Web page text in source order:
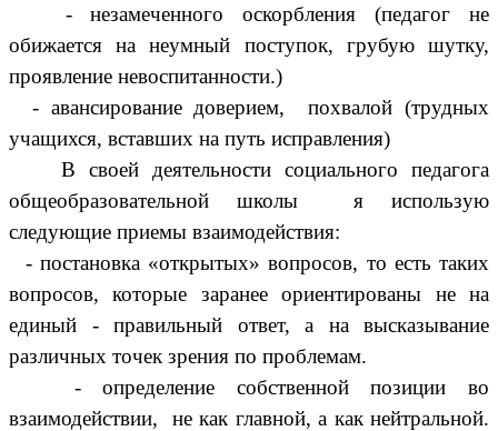
- незамеченного оскорбления (педагог не
обижается на неумный поступок, грубую шутку,
проявление невоспитанности.)
- авансирование доверием, похвалой (трудных
учащихся, вставших на путь исправления)
В своей деятельности социального педагога
общеобразовательной школы я использую
следующие приемы взаимодействия:
- постановка «открытых» вопросов, то есть таких
вопросов, которые заранее ориентированы не на
единый - правильный ответ, а на высказывание
различных точек зрения по проблемам.
- определение собственной позиции во
взаимодействии, не как главной, а как нейтральной.